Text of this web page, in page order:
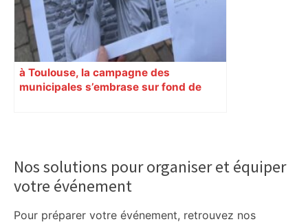
à Toulouse, la campagne des
municipales s’embrase sur fond de
Sidebar
Nos solutions pour organiser et équiper
votre événement
Pour préparer votre événement, retrouvez nos